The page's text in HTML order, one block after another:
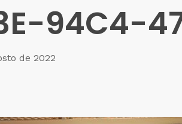
94C4-
de 2022